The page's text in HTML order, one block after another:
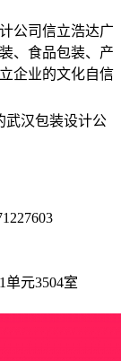
公司信立浩达广
、食品包装、产
企业的文化自信
武汉包装设计公
元3504室